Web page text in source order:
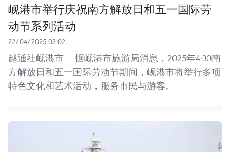
岘港市举行庆祝南方解放日和五一国际劳
动节系列活动
22/04/2025 03:02
越通社岘港市——据岘港市旅游局消息，2025年4·30南
方解放日和五一国际劳动节期间，岘港市将举行多项
特色文化和艺术活动，服务市民与游客。